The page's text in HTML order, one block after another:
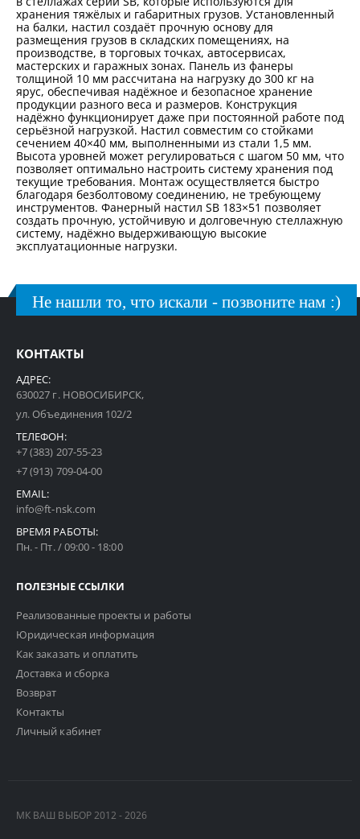
хранения тяжёлых и габаритных грузов. Установленный
на балки, настил создаёт прочную основу для
размещения грузов в складских помещениях, на
производстве, в торговых точках, автосервисах,
мастерских и гаражных зонах. Панель из фанеры
толщиной 10 мм рассчитана на нагрузку до 300 кг на
ярус, обеспечивая надёжное и безопасное хранение
продукции разного веса и размеров. Конструкция
надёжно функционирует даже при постоянной работе под
серьёзной нагрузкой. Настил совместим со стойками
сечением 40×40 мм, выполненными из стали 1,5 мм.
Высота уровней может регулироваться с шагом 50 мм, что
позволяет оптимально настроить систему хранения под
текущие требования. Монтаж осуществляется быстро
благодаря безболтовому соединению, не требующему
инструментов. Фанерный настил SB 183×51 позволяет
создать прочную, устойчивую и долговечную стеллажную
систему, надёжно выдерживающую высокие
эксплуатационные нагрузки.
Не нашли то, что искали - позвоните нам :)
КОНТАКТЫ
АДРЕС:
630027 г. НОВОСИБИРСК,
ул. Объединения 102/2
ТЕЛЕФОН:
+7 (383) 207-55-23
+7 (913) 709-04-00
EMAIL:
info@ft-nsk.com
ВРЕМЯ РАБОТЫ:
Пн. - Пт. / 09:00 - 18:00
ПОЛЕЗНЫЕ ССЫЛКИ
Реализованные проекты и работы
Юридическая информация
Как заказать и оплатить
Доставка и сборка
Возврат
Контакты
Личный кабинет
МК ВАШ ВЫБОР 2012 - 2026